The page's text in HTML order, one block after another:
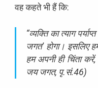
वह कहते भी हैं कि:
“व्यक्ति का त्याग
जगत’ होगा। इसलिए
हम अपनी ही चिंता करें,
जय जगत, पृ.सं.46)